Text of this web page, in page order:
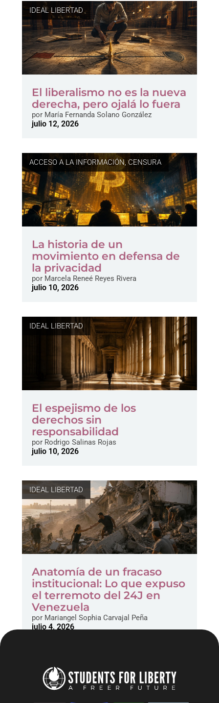
IDEAL LIBERTAD
El liberalismo no es la nueva
derecha, pero ojalá lo fuera
porMaría Fernanda Solano González
julio 12, 2026
ACCESO A LA INFORMACIÓN,CENSURA
La historia de un
movimiento en defensa de
la privacidad
porMarcela Reneé Reyes Rivera
julio 10, 2026
IDEAL LIBERTAD
El espejismo de los
derechos sin
responsabilidad
porRodrigo Salinas Rojas
julio 10, 2026
IDEAL LIBERTAD
Anatomía de un fracaso
institucional: Lo que expuso
el terremoto del 24J en
Venezuela
porMariangel Sophia Carvajal Peña
julio 4, 2026